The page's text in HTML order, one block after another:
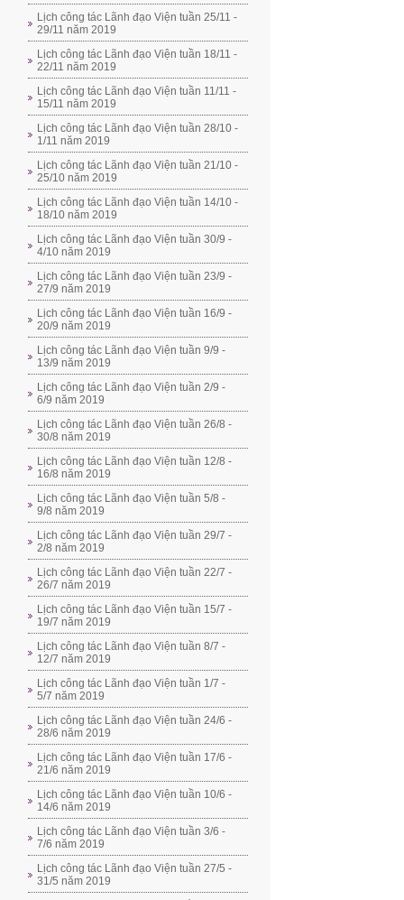
Lịch công tác Lãnh đạo Viện tuần 25/11 -
29/11 năm 2019
Lịch công tác Lãnh đạo Viện tuần 18/11 -
22/11 năm 2019
Lịch công tác Lãnh đạo Viện tuần 11/11 -
15/11 năm 2019
Lịch công tác Lãnh đạo Viện tuần 28/10 -
1/11 năm 2019
Lịch công tác Lãnh đạo Viện tuần 21/10 -
25/10 năm 2019
Lịch công tác Lãnh đạo Viện tuần 14/10 -
18/10 năm 2019
Lịch công tác Lãnh đạo Viện tuần 30/9 -
4/10 năm 2019
Lịch công tác Lãnh đạo Viện tuần 23/9 -
27/9 năm 2019
Lịch công tác Lãnh đạo Viện tuần 16/9 -
20/9 năm 2019
Lịch công tác Lãnh đạo Viện tuần 9/9 -
13/9 năm 2019
Lịch công tác Lãnh đạo Viện tuần 2/9 -
6/9 năm 2019
Lịch công tác Lãnh đạo Viện tuần 26/8 -
30/8 năm 2019
Lịch công tác Lãnh đạo Viện tuần 12/8 -
16/8 năm 2019
Lịch công tác Lãnh đạo Viện tuần 5/8 -
9/8 năm 2019
Lịch công tác Lãnh đạo Viện tuần 29/7 -
2/8 năm 2019
Lịch công tác Lãnh đạo Viện tuần 22/7 -
26/7 năm 2019
Lịch công tác Lãnh đạo Viện tuần 15/7 -
19/7 năm 2019
Lịch công tác Lãnh đạo Viện tuần 8/7 -
12/7 năm 2019
Lịch công tác Lãnh đạo Viện tuần 1/7 -
5/7 năm 2019
Lịch công tác Lãnh đạo Viện tuần 24/6 -
28/6 năm 2019
Lịch công tác Lãnh đạo Viện tuần 17/6 -
21/6 năm 2019
Lịch công tác Lãnh đạo Viện tuần 10/6 -
14/6 năm 2019
Lịch công tác Lãnh đạo Viện tuần 3/6 -
7/6 năm 2019
Lịch công tác Lãnh đạo Viện tuần 27/5 -
31/5 năm 2019